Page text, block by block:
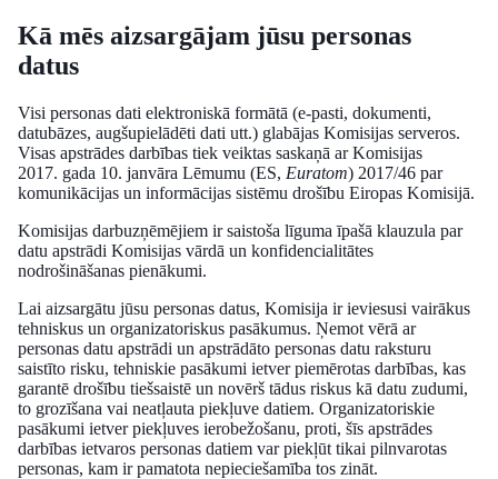
Kā mēs aizsargājam jūsu personas
datus
Visi personas dati elektroniskā formātā (e-pasti, dokumenti,
datubāzes, augšupielādēti dati utt.) glabājas Komisijas serveros.
Visas apstrādes darbības tiek veiktas saskaņā ar Komisijas
2017. gada 10. janvāra Lēmumu (ES, Euratom) 2017/46 par
komunikācijas un informācijas sistēmu drošību Eiropas Komisijā.
Komisijas darbuzņēmējiem ir saistoša līguma īpašā klauzula par
datu apstrādi Komisijas vārdā un konfidencialitātes
nodrošināšanas pienākumi.
Lai aizsargātu jūsu personas datus, Komisija ir ieviesusi vairākus
tehniskus un organizatoriskus pasākumus. Ņemot vērā ar
personas datu apstrādi un apstrādāto personas datu raksturu
saistīto risku, tehniskie pasākumi ietver piemērotas darbības, kas
garantē drošību tiešsaistē un novērš tādus riskus kā datu zudumi,
to grozīšana vai neatļauta piekļuve datiem. Organizatoriskie
pasākumi ietver piekļuves ierobežošanu, proti, šīs apstrādes
darbības ietvaros personas datiem var piekļūt tikai pilnvarotas
personas, kam ir pamatota nepieciešamība tos zināt.